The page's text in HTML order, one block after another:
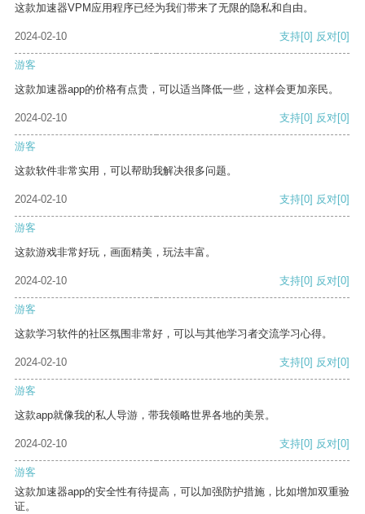
这款加速器VPM应用程序已经为我们带来了无限的隐私和自由。
2024-02-10 支持[0] 反对[0]
游客
这款加速器app的价格有点贵，可以适当降低一些，这样会更加亲民。
2024-02-10 支持[0] 反对[0]
游客
这款软件非常实用，可以帮助我解决很多问题。
2024-02-10 支持[0] 反对[0]
游客
这款游戏非常好玩，画面精美，玩法丰富。
2024-02-10 支持[0] 反对[0]
游客
这款学习软件的社区氛围非常好，可以与其他学习者交流学习心得。
2024-02-10 支持[0] 反对[0]
游客
这款app就像我的私人导游，带我领略世界各地的美景。
2024-02-10 支持[0] 反对[0]
游客
这款加速器app的安全性有待提高，可以加强防护措施，比如增加双重验
证。